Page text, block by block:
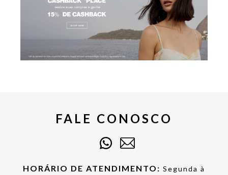
FALE CONOSCO
HORÁRIO DE ATENDIMENTO: Segunda à